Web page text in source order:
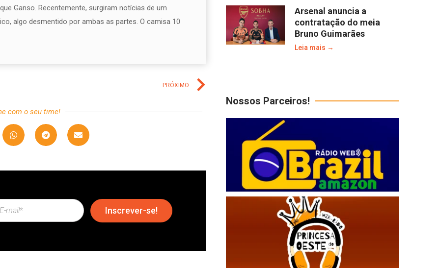
Ganso. Recentemente, surgiram notícias de um
algo desmentido por ambas as partes. O camisa 10
PRÓXIMO
com o seu time!
Inscrever-se!
Arsenal anuncia a
contratação do meia
Bruno Guimarães
Leia mais →
Nossos Parceiros!